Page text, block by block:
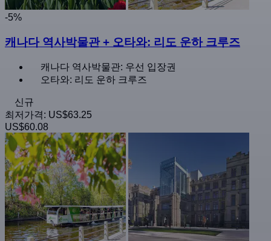
-5%
캐나다 역사박물관 + 오타와: 리도 운하 크루즈
캐나다 역사박물관: 우선 입장권
오타와: 리도 운하 크루즈
신규
최저가격: US$63.25
US$60.08